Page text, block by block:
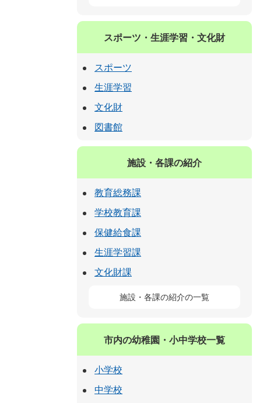
スポーツ・生涯学習・文化財
スポーツ
生涯学習
文化財
図書館
施設・各課の紹介
教育総務課
学校教育課
保健給食課
生涯学習課
文化財課
施設・各課の紹介の一覧
市内の幼稚園・小中学校一覧
小学校
中学校